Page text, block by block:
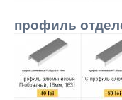
профиль